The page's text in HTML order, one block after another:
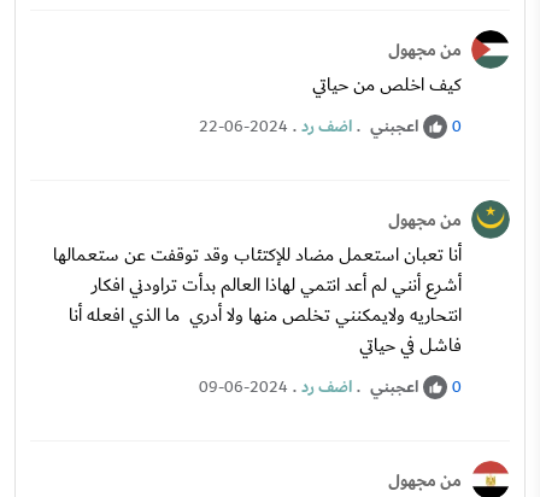
من مجهول
كيف اخلص من حياتي
0 اعجبني .اضف رد.
22-06-2024
من مجهول
أنا تعبان استعمل مضاد للإكتئاب وقد توقفت عن ستعمالها
أشرع أنني لم أعد انتمي لهاذا العالم بدأت تراودني افكار
انتحاريه ولايمكنني تخلص منها ولا أدري ما الذي افعله أنا
فاشل في حياتي
0 اعجبني .اضف رد.
09-06-2024
من مجهول